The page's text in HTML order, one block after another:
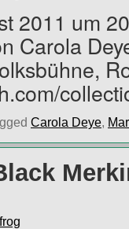
2011 um
Carola
Carola Deye,